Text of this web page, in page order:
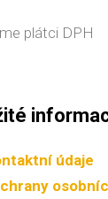
plátci DPH
údaje